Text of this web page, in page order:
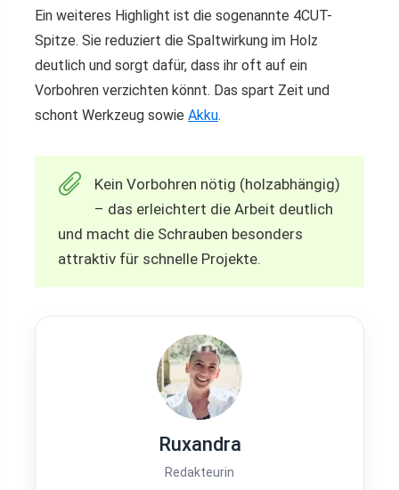
Ein weiteres Highlight ist die sogenannte 4CUT-
Spitze. Sie reduziert die Spaltwirkung im Holz
deutlich und sorgt dafür, dass ihr oft auf ein
Vorbohren verzichten könnt. Das spart Zeit und
schont Werkzeug sowie Akku.
Kein Vorbohren nötig (holzabhängig)
– das erleichtert die Arbeit deutlich
und macht die Schrauben besonders
attraktiv für schnelle Projekte.
Ruxandra
Redakteurin